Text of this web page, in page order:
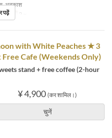
अवकाश
सीमा 2 ~
पढ़ें
with White Peaches ★ 3
Free Cafe (Weekends Only)
stand + free coffee (2-hour
¥ 4,900 (कर शामिल।)
चुनें